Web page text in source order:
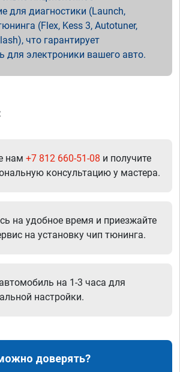
для диагностики (Launch,
(Flex, Kess 3, Autotuner,
что гарантирует
для электроники вашего авто.
нам +7 812 660-51-08 и получите
консультацию у мастера.
на удобное время и приезжайте
на установку чип тюнинга.
на 1-3 часа для
настройки.
доверять?